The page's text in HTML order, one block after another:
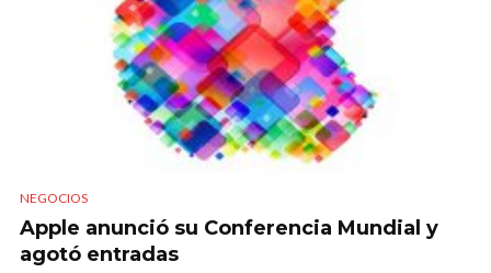
NEGOCIOS
Apple anunció su Conferencia Mundial y
agotó entradas